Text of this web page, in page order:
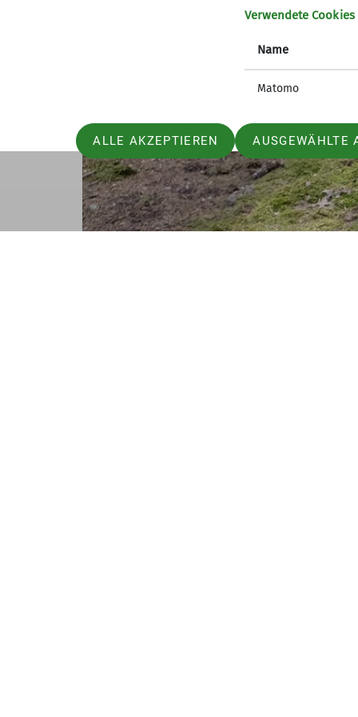
Verwendete Cookies
Name
Matomo
ALLE AKZEPTIEREN AUSGEWÄHLTE